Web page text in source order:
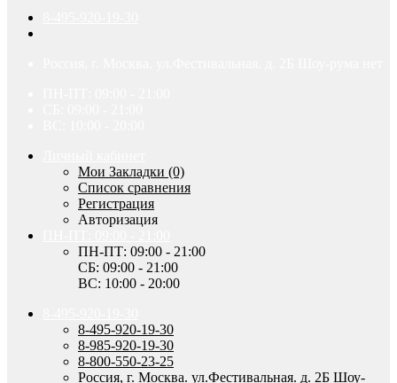
Мои Закладки (0)
Список сравнения
Регистрация
Авторизация
ПН-ПТ: 09:00 - 21:00
СБ: 09:00 - 21:00
ВС: 10:00 - 20:00
8-495-920-19-30
8-985-920-19-30
8-800-550-23-25
Россия, г. Москва. ул.Фестивальная. д. 2Б Шоу-